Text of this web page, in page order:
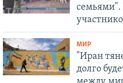
семьями".
МИР
"Иран
долго